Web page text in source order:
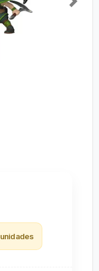
Next
unidades